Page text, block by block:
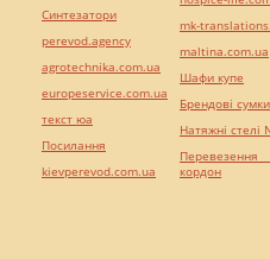
Синтезатори
perevod.agency
agrotechnika.com.ua
europeservice.com.ua
текст юа
Посилання
kievperevod.com.ua
mk-
maltina.com.ua
Шафи купе
Брендові сумки
Натяжні стелі
Перевезення
кордон